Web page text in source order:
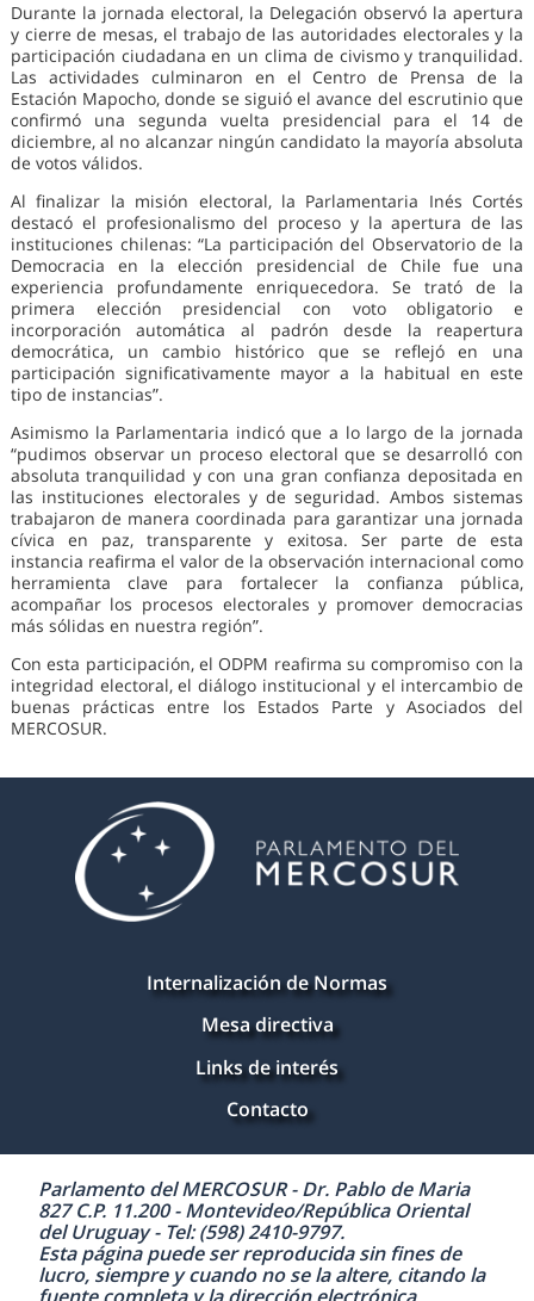
Durante la jornada electoral, la Delegación observó la apertura
y cierre de mesas, el trabajo de las autoridades electorales y la
participación ciudadana en un clima de civismo y tranquilidad.
Las actividades culminaron en el Centro de Prensa de la
Estación Mapocho, donde se siguió el avance del escrutinio que
confirmó una segunda vuelta presidencial para el 14 de
diciembre, al no alcanzar ningún candidato la mayoría absoluta
de votos válidos.
Al finalizar la misión electoral, la Parlamentaria Inés Cortés
destacó el profesionalismo del proceso y la apertura de las
instituciones chilenas: “La participación del Observatorio de la
Democracia en la elección presidencial de Chile fue una
experiencia profundamente enriquecedora. Se trató de la
primera elección presidencial con voto obligatorio e
incorporación automática al padrón desde la reapertura
democrática, un cambio histórico que se reflejó en una
participación significativamente mayor a la habitual en este
tipo de instancias”.
Asimismo la Parlamentaria indicó que a lo largo de la jornada
“pudimos observar un proceso electoral que se desarrolló con
absoluta tranquilidad y con una gran confianza depositada en
las instituciones electorales y de seguridad. Ambos sistemas
trabajaron de manera coordinada para garantizar una jornada
cívica en paz, transparente y exitosa. Ser parte de esta
instancia reafirma el valor de la observación internacional como
herramienta clave para fortalecer la confianza pública,
acompañar los procesos electorales y promover democracias
más sólidas en nuestra región”.
Con esta participación, el ODPM reafirma su compromiso con la
integridad electoral, el diálogo institucional y el intercambio de
buenas prácticas entre los Estados Parte y Asociados del
MERCOSUR.
Internalización de Normas
Mesa directiva
Links de interés
Contacto
Parlamento del MERCOSUR - Dr. Pablo de Maria
827 C.P. 11.200 - Montevideo/República Oriental
del Uruguay - Tel: (598) 2410-9797.
Esta página puede ser reproducida sin fines de
lucro, siempre y cuando no se la altere, citando la